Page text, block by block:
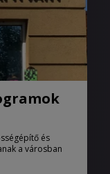
és
a városban